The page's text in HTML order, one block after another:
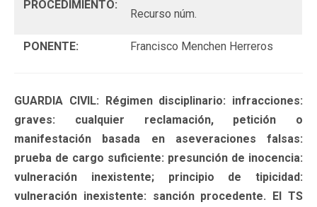
PROCEDIMIENTO:
Recurso núm.
PONENTE: Francisco Menchen Herreros
GUARDIA CIVIL: Régimen disciplinario: infracciones:
graves: cualquier reclamación, petición o
manifestación basada en aseveraciones falsas:
prueba de cargo suficiente: presunción de inocencia:
vulneración inexistente; principio de tipicidad:
vulneración inexistente: sanción procedente. El TS